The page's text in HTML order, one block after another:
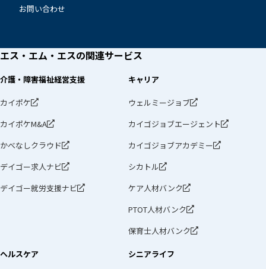
お問い合わせ
エス・エム・エスの関連サービス
介護・障害福祉経営支援
カイポケ
カイポケM&A
かべなしクラウド
デイゴー求人ナビ
デイゴー就労支援ナビ
キャリア
ウェルミージョブ
カイゴジョブエージェント
カイゴジョブアカデミー
シカトル
ケア人材バンク
PTOT人材バンク
保育士人材バンク
ヘルスケア シニアライフ